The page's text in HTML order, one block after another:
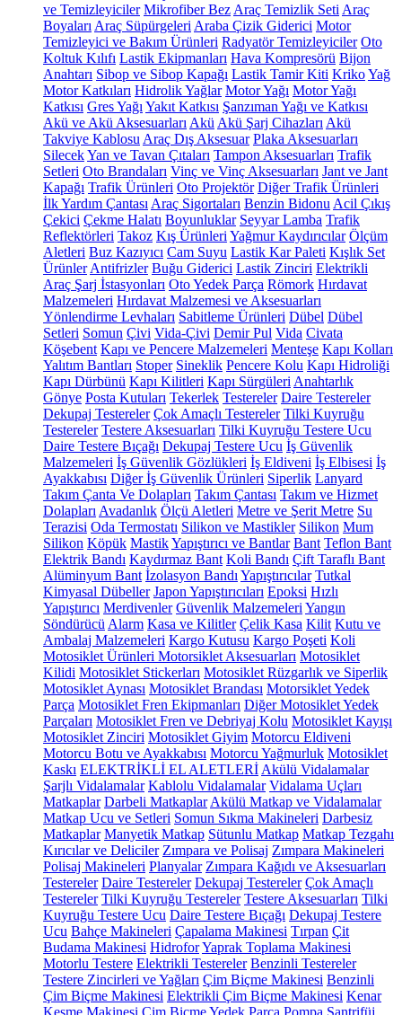
ve Temizleyiciler Mikrofiber Bez Araç Temizlik Seti Araç
Boyaları Araç Süpürgeleri Araba Çizik Giderici Motor
Temizleyici ve Bakım Ürünleri Radyatör Temizleyiciler Oto
Koltuk Kılıfı Lastik Ekipmanları Hava Kompresörü Bijon
Anahtarı Sibop ve Sibop Kapağı Lastik Tamir Kiti KrikoYağ
Motor Katkıları Hidrolik Yağlar Motor Yağı Motor Yağı
Katkısı Gres Yağı Yakıt Katkısı Şanzıman Yağı ve Katkısı
Akü ve Akü Aksesuarları Akü Akü Şarj Cihazları Akü
Takviye Kablosu Araç Dış Aksesuar Plaka Aksesuarları
SilecekYan ve Tavan Çıtaları Tampon Aksesuarları Trafik
Setleri Oto Brandaları Vinç ve Vinç Aksesuarları Jant ve Jant
Kapağı Trafik Ürünleri Oto Projektör Diğer Trafik Ürünleri
İlk Yardım Çantası Araç Sigortaları Benzin Bidonu Acil Çıkış
Çekici Çekme Halatı Boyunluklar Seyyar Lamba Trafik
Reflektörleri Takoz Kış Ürünleri Yağmur Kaydırıcılar Ölçüm
Aletleri Buz Kazıyıcı Cam Suyu Lastik Kar Paleti Kışlık Set
Ürünler Antifrizler Buğu Giderici Lastik Zinciri Elektrikli
Araç Şarj İstasyonları Oto Yedek Parça Römork Hırdavat
Malzemeleri Hırdavat Malzemesi ve Aksesuarları
Yönlendirme Levhaları Sabitleme Ürünleri Dübel Dübel
Setleri Somun Çivi Vida-Çivi Demir Pul Vida Civata
Köşebent Kapı ve Pencere Malzemeleri Menteşe Kapı Kolları
Yalıtım Bantları Stoper Sineklik Pencere Kolu Kapı Hidroliği
Kapı Dürbünü Kapı Kilitleri Kapı Sürgüleri Anahtarlık
Gönye Posta Kutuları Tekerlek Testereler Daire Testereler
Dekupaj Testereler Çok Amaçlı Testereler Tilki Kuyruğu
Testereler Testere Aksesuarları Tilki Kuyruğu Testere Ucu
Daire Testere Bıçağı Dekupaj Testere Ucu İş Güvenlik
Malzemeleri İş Güvenlik Gözlükleri İş Eldiveni İş Elbisesi İş
Ayakkabısı Diğer İş Güvenlik Ürünleri Siperlik Lanyard
Takım Çanta Ve Dolapları Takım Çantası Takım ve Hizmet
Dolapları Avadanlık Ölçü Aletleri Metre ve Şerit Metre Su
Terazisi Oda Termostatı Silikon ve Mastikler Silikon Mum
Silikon Köpük MastikYapıştırıcı ve Bantlar Bant Teflon Bant
Elektrik Bandı Kaydırmaz Bant Koli Bandı Çift Taraflı Bant
Alüminyum Bant İzolasyon Bandı Yapıştırıcılar Tutkal
Kimyasal Dübeller Japon Yapıştırıcıları Epoksi Hızlı
Yapıştırıcı Merdivenler Güvenlik Malzemeleri Yangın
Söndürücü Alarm Kasa ve Kilitler Çelik Kasa Kilit Kutu ve
Ambalaj Malzemeleri Kargo Kutusu Kargo Poşeti Koli
Motosiklet Ürünleri Motorsiklet Aksesuarları Motosiklet
Kilidi Motosiklet Stickerları Motosiklet Rüzgarlık ve Siperlik
Motosiklet Aynası Motosiklet Brandası Motorsiklet Yedek
Parça Motosiklet Fren Ekipmanları Diğer Motosiklet Yedek
Parçaları Motosiklet Fren ve Debriyaj Kolu Motosiklet Kayışı
Motosiklet Zinciri Motosiklet Giyim Motorcu Eldiveni
Motorcu Botu ve Ayakkabısı Motorcu Yağmurluk Motosiklet
Kaskı ELEKTRİKLİ EL ALETLERİ Akülü Vidalamalar
Şarjlı Vidalamalar Kablolu Vidalamalar Vidalama Uçları
Matkaplar Darbeli Matkaplar Akülü Matkap ve Vidalamalar
Matkap Ucu ve Setleri Somun Sıkma Makineleri Darbesiz
Matkaplar Manyetik Matkap Sütunlu Matkap Matkap Tezgahı
Kırıcılar ve Deliciler Zımpara ve Polisaj Zımpara Makineleri
Polisaj Makineleri Planyalar Zımpara Kağıdı ve Aksesuarları
Testereler Daire Testereler Dekupaj Testereler Çok Amaçlı
Testereler Tilki Kuyruğu Testereler Testere Aksesuarları Tilki
Kuyruğu Testere Ucu Daire Testere Bıçağı Dekupaj Testere
Ucu Bahçe Makineleri Çapalama Makinesi Tırpan Çit
Budama Makinesi HidroforYaprak Toplama Makinesi
Motorlu Testere Elektrikli Testereler Benzinli Testereler
Testere Zincirleri ve Yağları Çim Biçme Makinesi Benzinli
Çim Biçme Makinesi Elektrikli Çim Biçme Makinesi Kenar
Kesme Makinesi Çim Biçme Yedek Parça Pompa Santrifüj